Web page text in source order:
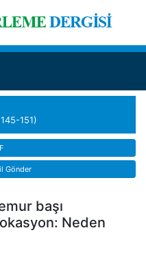
151)
Gönder
başı
Neden